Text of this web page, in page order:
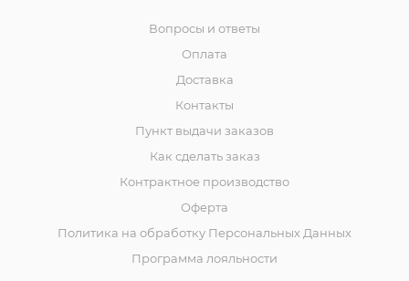
Вопросы и ответы
Оплата
Доставка
Контакты
Пункт выдачи заказов
Как сделать заказ
Контрактное производство
Оферта
Политика на обработку Персональных Данных
Программа лояльности